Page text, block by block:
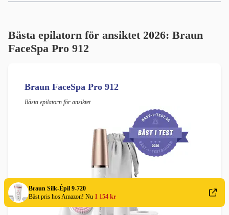
Braun Silk-Épil 9-720
Bäst pris hos Amazon! Nu 1 154 kr
Bästa epilatorn för ansiktet 2026: Braun
FaceSpa Pro 912
Braun FaceSpa Pro 912
Bästa epilatorn för ansiktet